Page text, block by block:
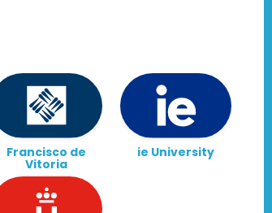
Francisco de
Vitoria
ie University